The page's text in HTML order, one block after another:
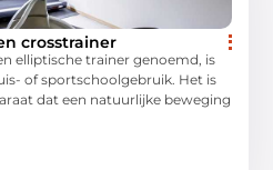
crosstrainer
elliptische trainer genoemd, is
of sportschoolgebruik. Het is
dat een natuurlijke beweging